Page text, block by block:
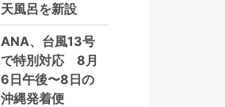
天風呂を新設
ANA、台風13号
で特別対応 8月
6日午後〜8日の
沖縄発着便